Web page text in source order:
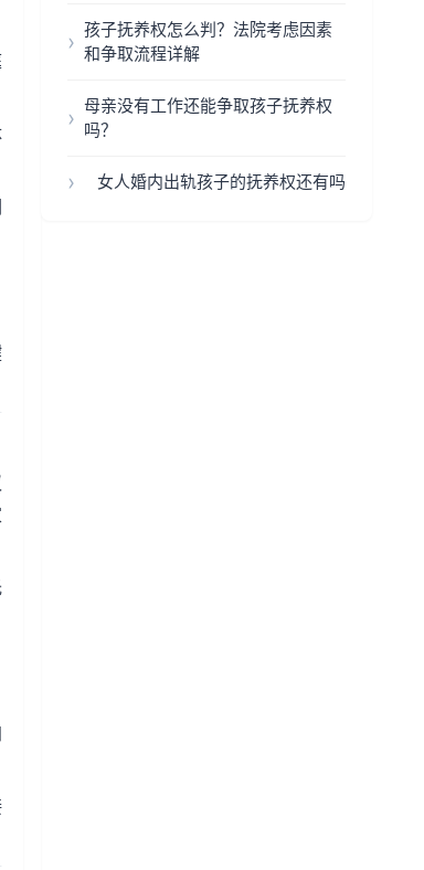
孩子抚养权怎么判？法院考虑因素
和争取流程详解
母亲没有工作还能争取孩子抚养权
吗？
女人婚内出轨孩子的抚养权还有吗